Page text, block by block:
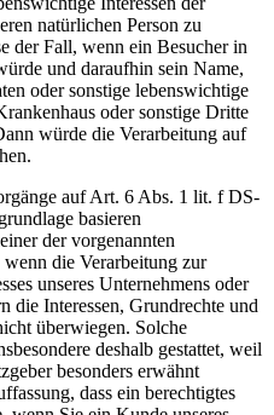
natürlichen Person zu
der Fall, wenn ein Besucher in
und daraufhin sein Name,
oder sonstige lebenswichtige
oder sonstige Dritte
würde die Verarbeitung auf
auf Art. 6 Abs. 1 lit. f DS-
basieren
der vorgenannten
die Verarbeitung zur
unseres Unternehmens oder
die Interessen, Grundrechte und
überwiegen. Solche
deshalb gestattet, weil
besonders erwähnt
dass ein berechtigtes